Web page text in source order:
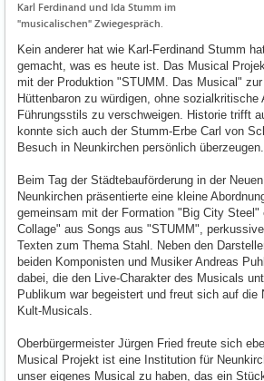
Karl Ferdinand und Ida Stumm im
"musicalischen" Zwiegespräch.
Kein anderer hat wie Karl-Ferdinand Stumm
gemacht, was es heute ist. Das Musical
mit der Produktion "STUMM. Das Musical"
Hüttenbaron zu würdigen, ohne sozialkritische
Führungsstils zu verschweigen. Historie trifft
konnte sich auch der Stumm-Erbe Carl von
Besuch in Neunkirchen persönlich überzeugen.
Beim Tag der Städtebauförderung in der
Neunkirchen präsentierte eine kleine
gemeinsam mit der Formation "Big City
Collage" aus Songs aus "STUMM",
Texten zum Thema Stahl. Neben den
beiden Komponisten und Musiker Andreas
dabei, die den Live-Charakter des Musicals
Publikum war begeistert und freut sich auf die
Kult-Musicals.
Oberbürgermeister Jürgen Fried freute sich
Musical Projekt ist eine Institution für
unser eigenes Musical zu haben, das ein